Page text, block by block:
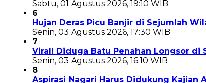
Sabtu, 01 Agustus 2026, 19:10 WIB
6
Hujan Deras Picu Banjir di Sejumlah
Senin, 03 Agustus 2026, 17:30 WIB
7
Viral! Diduga Batu Penahan Longsor di
Senin, 03 Agustus 2026, 16:10 WIB
8
Aspirasi Nagari Harus Didukung